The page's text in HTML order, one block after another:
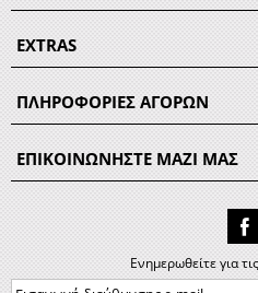
EXTRAS
ΠΛΗΡΟΦΟΡΙΕΣ ΑΓΟΡΩΝ
ΕΠΙΚΟΙΝΩΝΗΣΤΕ ΜΑΖΙ ΜΑΣ
Ενημερωθείτε για